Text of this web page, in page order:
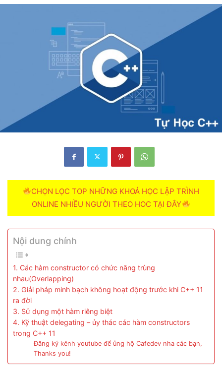
CHỌN LỌC TOP NHỮNG KHOÁ HỌC LẬP TRÌNH
ONLINE NHIỀU NGƯỜI THEO HOC TẠI ĐÂY
Nội dung chính
1. Các hàm constructor có chức năng trùng
nhau(Overlapping)
2. Giải pháp minh bạch không hoạt động trước khi C++ 11
ra đời
3. Sử dụng một hàm riêng biệt
4. Kỹ thuật delegating – ủy thác các hàm constructors
trong C++ 11
Đăng ký kênh youtube để ủng hộ Cafedev nha các bạn,
Thanks you!